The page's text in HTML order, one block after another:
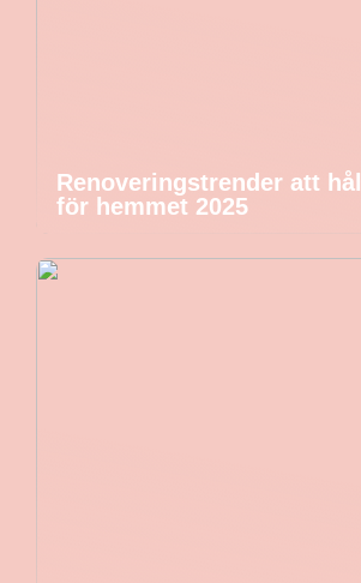
Renoveringstrender att
för hemmet 2025